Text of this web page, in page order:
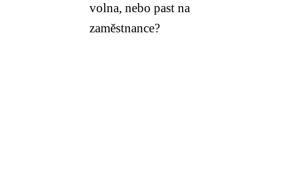
volna, nebo past na
zaměstnance?